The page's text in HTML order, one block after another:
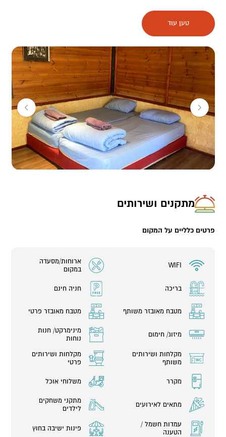
במקום אפשרויות שינה רבות, שנעות מאוהלים קבוצתיים, דרך בקתות
משפחתיות וזוגיות ועד לינה באוטובוס שהפך ליחידת אירוח ייחודית
וקסומה עם שירותים ומטבח פרטי.
בחצר, אזורי ישיבה פרטיים ומשותפים, מערפלי מים, ומלא צבע ואמנות
בדמות פסלים, ריהוט וקישוטים מחומרים מקומיים.
בלאונצ', תוכלו לבחור ספר מהספרייה ולהזמין פיצה, בירות או שתיה
קלה מהבר ופשוט לנשום את נוף החווארים והמדבר העוטף את החאן.
במתחם:
1 בקתה זוגית
1 בקתה משפחתית (עד 5 אורחים)
4 לודג'ים (15-20 אורחים)
2 אוטובוסים זוגיים
טען עוד
מתקנים ושירותים
פרטים כלליים על המקום
WIFI
ארוחות/מסעדה
במקום
בריכה חניה חינם
מטבח מאובזר משותף מטבח מאובזר פרטי
מיזוג/ חימום
מינימרקט/ חנות
נוחות
מקלחות ושירותים
משותף
מקלחות ושירותים
פרטי
מקרר משלוחי אוכל
מתאים לאירועים
מתקני משחקים
לילדים
עמדות חשמל /
הטענה
פינות ישיבה בחוץ